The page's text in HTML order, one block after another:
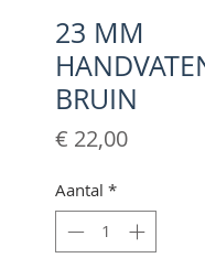
23 MM
BRUIN
€ 22,00Prijs
Aantal *